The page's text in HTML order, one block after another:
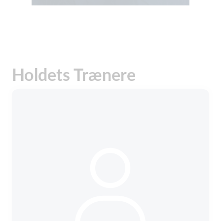
Holdets Trænere